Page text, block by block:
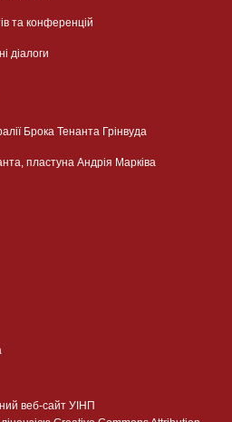
та конференцій
діалоги
Брока Тенанта Грінвуда
пластуна Андрія Марківа
веб-сайт УІНП